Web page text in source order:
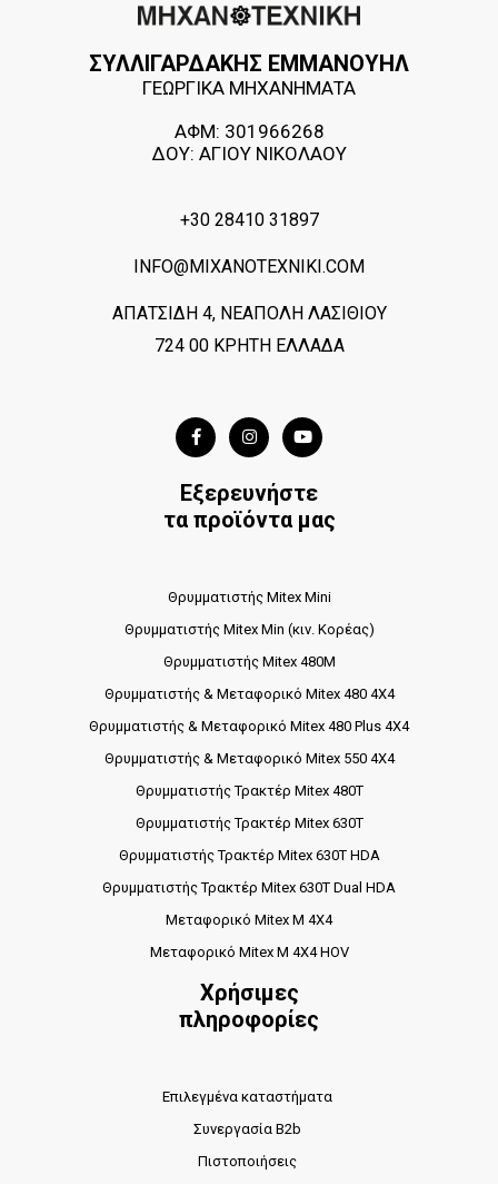
ΣΥΛΛΙΓΑΡΔΑΚΗΣ ΕΜΜΑΝΟΥΗΛ
ΓΕΩΡΓΙΚΑ ΜΗΧΑΝΗΜΑΤΑ
ΑΦΜ: 301966268
ΔΟΥ: ΑΓΙΟΥ ΝΙΚΟΛΑΟΥ
+30 28410 31897
INFO@MIXANOTEXNIKI.COM
ΑΠΑΤΣΙΔΗ 4, ΝΕΑΠΟΛΗ ΛΑΣΙΘΙΟΥ
724 00 ΚΡΗΤΗ ΕΛΛΑΔΑ
Εξερευνήστε
τα προϊόντα μας
Θρυμματιστής Mitex Mini
Θρυμματιστής Mitex Min (κιν. Κορέας)
Θρυμματιστής Mitex 480M
Θρυμματιστής & Μεταφορικό Mitex 480 4X4
Θρυμματιστής & Μεταφορικό Mitex 480 Plus 4X4
Θρυμματιστής & Μεταφορικό Mitex 550 4X4
Θρυμματιστής Τρακτέρ Mitex 480T
Θρυμματιστής Τρακτέρ Mitex 630T
Θρυμματιστής Τρακτέρ Mitex 630T HDA
Θρυμματιστής Τρακτέρ Mitex 630T Dual HDA
Μεταφορικό Mitex M 4X4
Μεταφορικό Mitex M 4X4 HOV
Χρήσιμες
πληροφορίες
Επιλεγμένα καταστήματα
Συνεργασία B2b
Πιστοποιήσεις